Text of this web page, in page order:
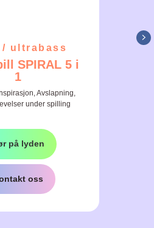
/ ultrabass
SPIRAL 5 i
1
Avslapning,
under spilling
på lyden
oss